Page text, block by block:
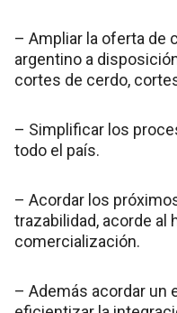
– Ampliar la oferta de
argentino a
cortes de cerdo,
– Simplificar los
todo el país.
– Acordar los
trazabilidad, acorde al
comercialización.
– Además acordar un